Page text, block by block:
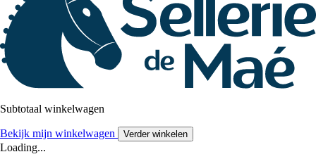
Subtotaal winkelwagen
Bekijk mijn winkelwagen Verder winkelen
Loading...